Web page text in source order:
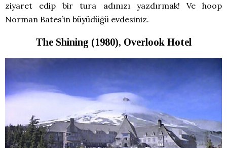
ziyaret edip bir tura adınızı yazdırmak! Ve hoop
Norman Bates’in büyüdüğü evdesiniz.
The Shining (1980), Overlook Hotel